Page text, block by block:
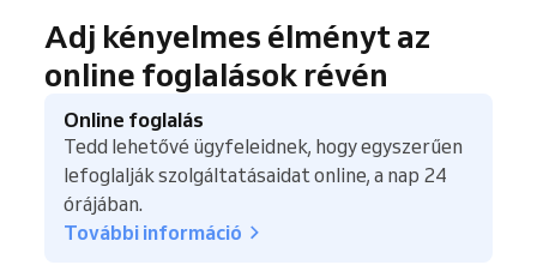
Adj kényelmes élményt az
online foglalások révén
Online foglalás
Tedd lehetővé ügyfeleidnek, hogy egyszerűen
lefoglalják szolgáltatásaidat online, a nap 24
órájában.
További információ